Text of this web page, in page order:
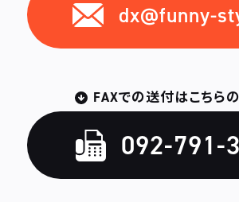
dx@funny-
FAXでの送付はこちら
092-791-